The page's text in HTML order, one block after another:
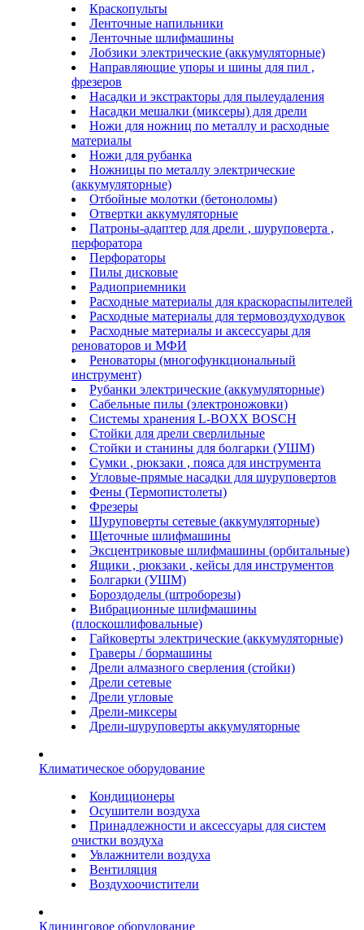
Краскопульты
Ленточные напильники
Ленточные шлифмашины
Лобзики электрические (аккумуляторные)
Направляющие упоры и шины для пил ,
фрезеров
Насадки и экстракторы для пылеудаления
Насадки мешалки (миксеры) для дрели
Ножи для ножниц по металлу и расходные
материалы
Ножи для рубанка
Ножницы по металлу электрические
(аккумуляторные)
Отбойные молотки (бетоноломы)
Отвертки аккумуляторные
Патроны-адаптер для дрели , шуруповерта ,
перфоратора
Перфораторы
Пилы дисковые
Радиоприемники
Расходные материалы для краскораспылителей
Расходные материалы для термовоздуходувок
Расходные материалы и аксессуары для
реноваторов и МФИ
Реноваторы (многофункциональный
инструмент)
Рубанки электрические (аккумуляторные)
Сабельные пилы (электроножовки)
Системы хранения L-BOXX BOSCH
Стойки для дрели сверлильные
Стойки и станины для болгарки (УШМ)
Сумки , рюкзаки , пояса для инструмента
Угловые-прямые насадки для шуруповертов
Фены (Термопистолеты)
Фрезеры
Шуруповерты сетевые (аккумуляторные)
Щеточные шлифмашины
Эксцентриковые шлифмашины (орбитальные)
Ящики , рюкзаки , кейсы для инструментов
Болгарки (УШМ)
Бороздоделы (штроборезы)
Вибрационные шлифмашины
(плоскошлифовальные)
Гайковерты электрические (аккумуляторные)
Граверы / бормашины
Дрели алмазного сверления (стойки)
Дрели сетевые
Дрели угловые
Дрели-миксеры
Дрели-шуруповерты аккумуляторные
Климатическое оборудование
Кондиционеры
Осушители воздуха
Принадлежности и аксессуары для систем
очистки воздуха
Увлажнители воздуха
Вентиляция
Воздухоочистители
Клининговое оборудование